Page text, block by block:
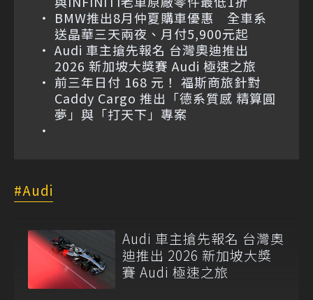
BMW推出8月仲夏購車優惠 全車系
送晶華三天兩夜、月付5,900元起
Audi 車主搶先報名 台灣奧迪推出
2026 新加坡大獎賽 Audi 極速之旅
前三年日付 168 元！ 福斯商旅針對
Caddy Cargo 推出「德系質感 精算圓
夢」與「打天下」專案
Audi
Audi 車主搶先報名 台灣奧
迪推出 2026 新加坡大獎
賽 Audi 極速之旅